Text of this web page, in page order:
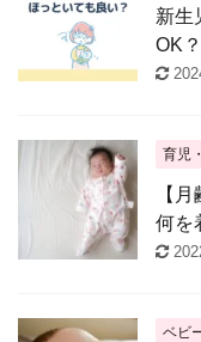
新生
OK
育児
【
何を
ベビ